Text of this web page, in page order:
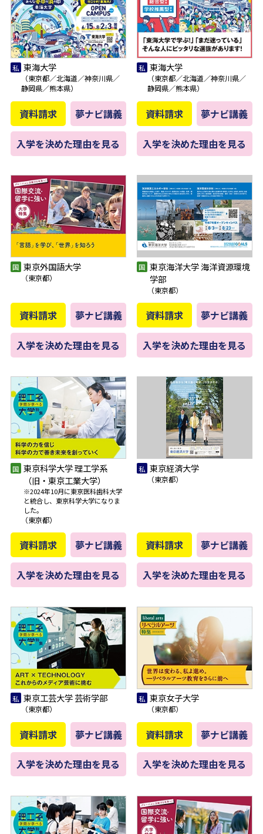
東海大学
（東京都／北海道／神奈川県／
静岡県／熊本県）
資料請求 夢ナビ講義
入学を決めた理由を見る
東海大学
（東京都／北海道／神奈川県／
静岡県／熊本県）
資料請求 夢ナビ講義
入学を決めた理由を見る
東京外国語大学
（東京都）
資料請求 夢ナビ講義
入学を決めた理由を見る
東京海洋大学 海洋資源環境
学部
（東京都）
資料請求 夢ナビ講義
入学を決めた理由を見る
東京科学大学 理工学系
（旧・東京工業大学）
※2024年10月に東京医科歯科大学
と統合し、東京科学大学になりま
した。
（東京都）
資料請求 夢ナビ講義
入学を決めた理由を見る
東京経済大学
（東京都）
資料請求 夢ナビ講義
入学を決めた理由を見る
東京工芸大学 芸術学部
（東京都）
資料請求 夢ナビ講義
入学を決めた理由を見る
東京女子大学
（東京都）
資料請求 夢ナビ講義
入学を決めた理由を見る